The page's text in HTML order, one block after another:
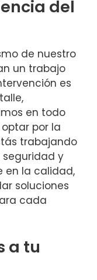
del
de nuestro
un trabajo
es
en todo
por la
trabajando
seguridad y
en la calidad,
soluciones
cada
a tu